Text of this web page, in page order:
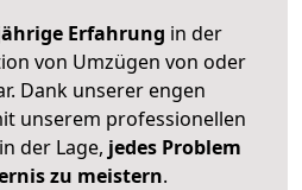
Erfahrung in der
von Umzügen von oder
Dank unserer engen
unserem professionellen
der Lage, jedes Problem
zu meistern.